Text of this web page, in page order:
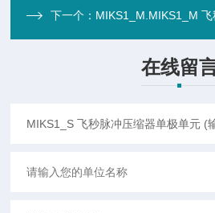
下一个： MIKS1_M.MIKS1_M 飞秒脉冲压缩器
在线留